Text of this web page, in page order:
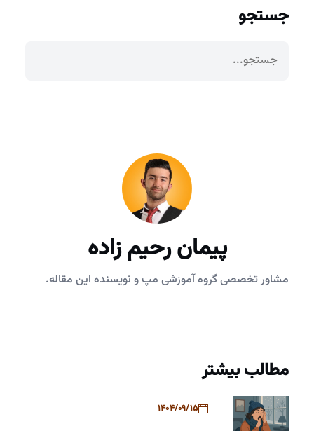
جستجو
پیمان رحیم زاده
مشاور تخصصی گروه آموزشی مپ و نویسنده این مقاله.
مطالب بیشتر
1404/09/15